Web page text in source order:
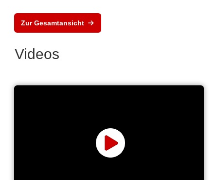
Zur Gesamtansicht
Videos